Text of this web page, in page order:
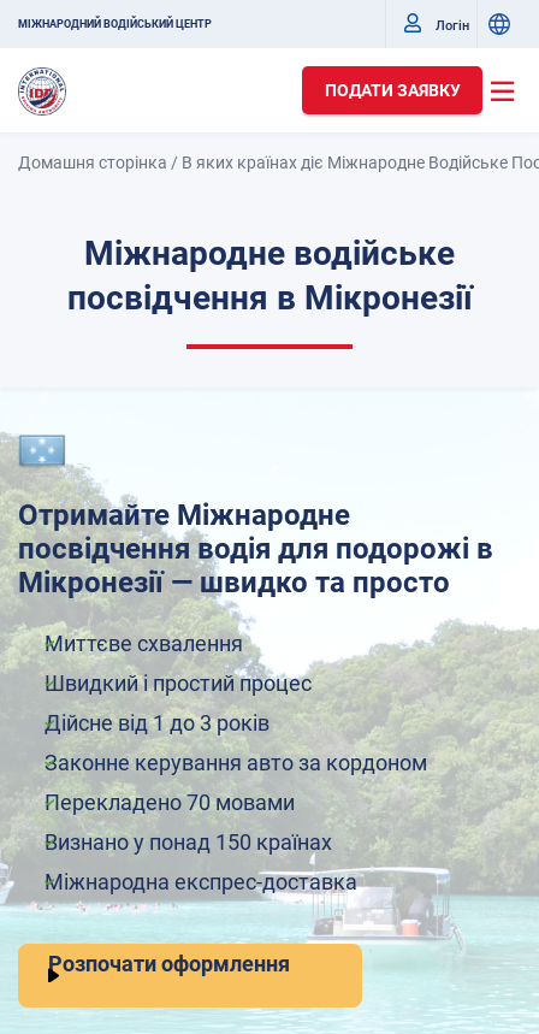
МІЖНАРОДНИЙ ВОДІЙСЬКИЙ ЦЕНТР Логін
ПОДАТИ ЗАЯВКУ
Домашня сторінка / В яких країнах діє Міжнародне Водійське
Міжнародне водійське
посвідчення в Мікронезії
Отримайте Міжнародне
посвідчення водія для подорожі в
Мікронезії — швидко та просто
Миттєве схвалення
Швидкий і простий процес
Дійсне від 1 до 3 років
Законне керування авто за кордоном
Перекладено 70 мовами
Визнано у понад 150 країнах
Міжнародна експрес-доставка
Розпочати оформлення